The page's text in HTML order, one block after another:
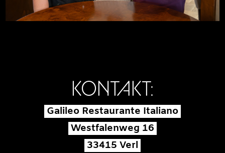
KONTAKT:
Galileo Restaurante Italiano
Westfalenweg 16
33415 Verl